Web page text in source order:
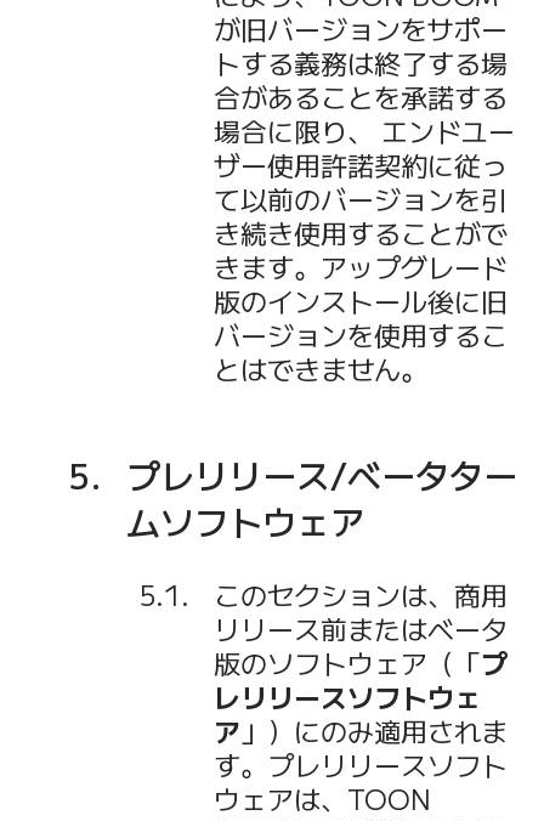
が旧バージョンをサポー
トする義務は終了する場
合があることを承諾する
場合に限り、 エンドユー
ザー使用許諾契約に従っ
て以前のバージョンを引
き続き使用することがで
きます。アップグレード
版のインストール後に旧
バージョンを使用するこ
とはできません。
プレリリース/ベータター
ムソフトウェア
このセクションは、商用
リリース前またはベータ
版のソフトウェア（「プ
レリリースソフトウェ
ア 」）にのみ適用されま
す。プレリリースソフト
ウェアは、TOON